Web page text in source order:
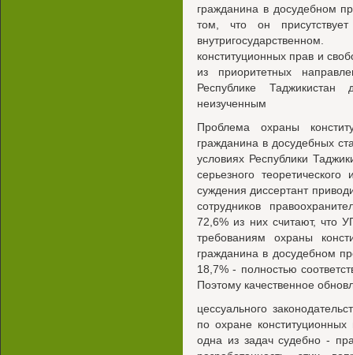
гражданина в досудебном
том, что он
конституционных прав и
из приоритетных
Республике Таджикистан
неизученным
Проблема охраны
гражданина в досудебных
условиях Республики
серьезного
суждения диссертант
сотрудников
72,6% из них считают, что
требованиям охраны
гражданина в досудебном
18,7% - полностью
Поэтому качественное
цессуального
по охране
одна из задач судебно -